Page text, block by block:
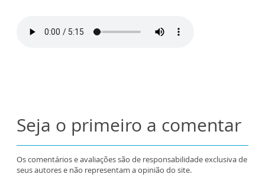
Seja o primeiro a comentar
Os comentários e avaliações são de responsabilidade exclusiva de
seus autores e não representam a opinião do site.